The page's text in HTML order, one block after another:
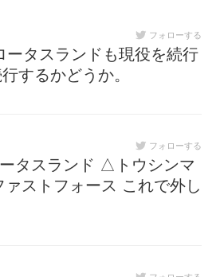
フォローする
タスランドも現役を続行
するかどうか。
フォローする
タスランド △トウシンマ
ストフォース これで外し